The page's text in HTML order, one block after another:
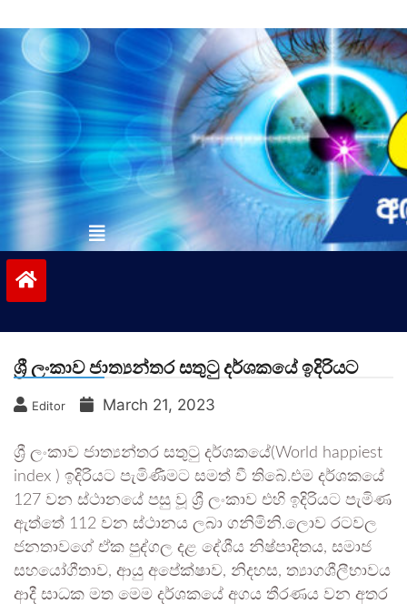
to
contentvinivida.lk
ශ්‍රී ලංකාව ජාත්‍යන්තර සතුටු දර්ශකයේ ඉදිරියට
Editor March 21, 2023
ශ්‍රී ලංකාව ජාත්‍යන්තර සතුටු දර්ශකයේ(World happiest
index ) ඉදිරියට පැමිණීමට සමත් වී තිබේ.එම දර්ශකයේ
127 වන ස්ථානයේ පසු වූ ශ්‍රී ලංකාව එහි ඉදිරියට පැමිණ
ඇත්තේ 112 වන ස්ථානය ලබා ගනිමිනි.ලොව රටවල
ජනතාවගේ ඒක පුද්ගල දළ දේශීය නිෂ්පාදිතය, සමාජ
සහයෝගීතාව, ආයු අපේක්ෂාව, නිදහස, ත්‍යාගශීලීභාවය
ආදී සාධක මත මෙම දර්ශකයේ අගය තීරණය වන අතර